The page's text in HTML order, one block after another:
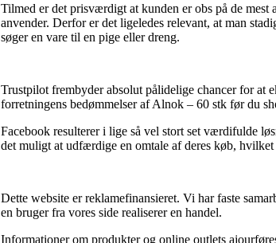
Tilmed er det prisværdigt at kunden er obs på de
anvender. Derfor er det ligeledes relevant, at man
søger en vare til en pige eller dreng.
Trustpilot frembyder absolut pålidelige chancer for at
forretningens bedømmelser af Alnok – 60 stk før du
Facebook resulterer i lige så vel stort set værdifulde
det muligt at udfærdige en omtale af deres køb,
Dette website er reklamefinansieret. Vi har faste
en bruger fra vores side realiserer en handel.
Informationer om produkter og online outlets